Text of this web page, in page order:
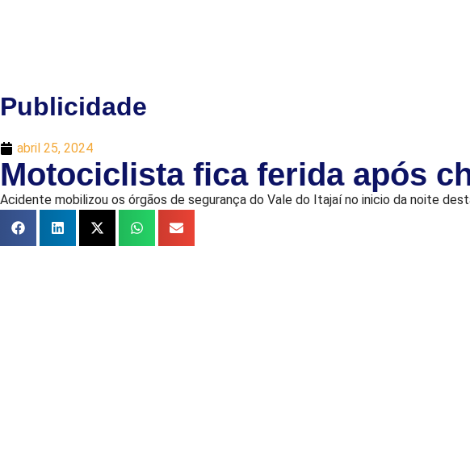
Publicidade
abril 25, 2024
Motociclista fica ferida após
Acidente mobilizou os órgãos de segurança do Vale do Itajaí no inicio da noite